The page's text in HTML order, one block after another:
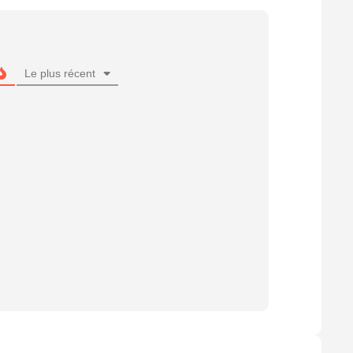
Le plus récent